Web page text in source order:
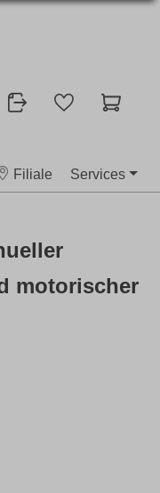
Filiale Services
motorischer